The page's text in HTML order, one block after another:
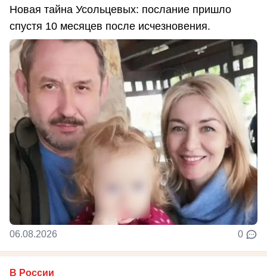
Новая тайна Усольцевых: послание пришло
спустя 10 месяцев после исчезновения.
06.08.2026 0
В России